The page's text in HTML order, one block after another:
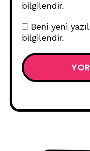
bilgilendir.
Beni yeni
bilgilendir.